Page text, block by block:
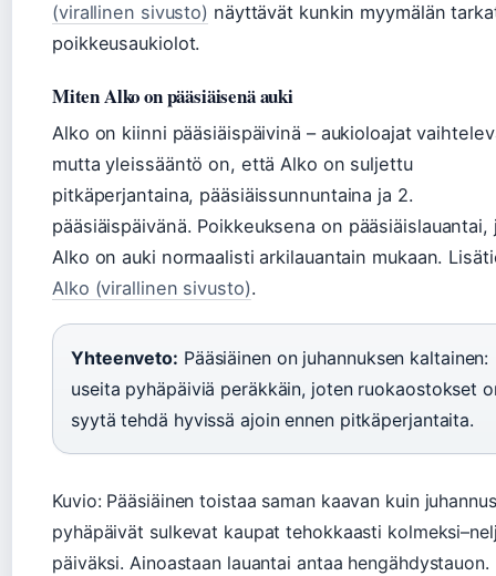
(virallinen sivusto) näyttävät kunkin myymälän
poikkeusaukiolot.
Miten Alko on pääsiäisenä auki
Alko on kiinni pääsiäispäivinä – aukioloajat
mutta yleissääntö on, että Alko on suljettu
pitkäperjantaina, pääsiäissunnuntaina ja 2.
pääsiäispäivänä. Poikkeuksena on pääsiäislauantai,
Alko on auki normaalisti arkilauantain mukaan.
Alko (virallinen sivusto).
Yhteenveto: Pääsiäinen on juhannuksen kaltainen:
useita pyhäpäiviä peräkkäin, joten ruokaostokset
syytä tehdä hyvissä ajoin ennen pitkäperjantaita.
Kuvio: Pääsiäinen toistaa saman kaavan kuin
pyhäpäivät sulkevat kaupat tehokkaasti
päiväksi. Ainoastaan lauantai antaa hengähdystauon.